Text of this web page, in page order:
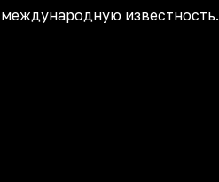
международную известность.